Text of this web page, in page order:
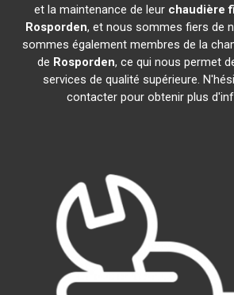
et la maintenance de leur chaudière
Rosporden, et nous sommes fiers de
sommes également membres de la
de Rosporden, ce qui nous permet
services de qualité supérieure.
contacter pour obtenir plus